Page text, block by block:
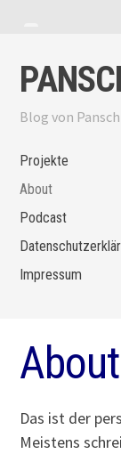
Blog von
Projekte
About
Podcast
Impressum
About
Das ist der
Meistens